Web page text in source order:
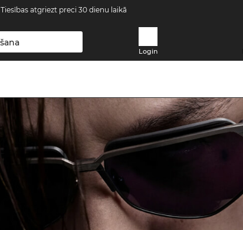
Tiesības atgriezt preci 30 dienu laikā
Login